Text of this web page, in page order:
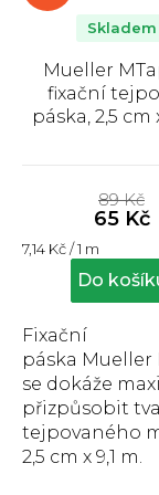
Mueller
fixační
páska, 2,5 cm
produktu
3,9
Skladem
89 Kč
65 Kč
Měrná
7,14 Kč / 1 m
Do
Fixační
páska Mueller
se dokáže
přizpůsobit
tejpovaného
2,5 cm x 9,1 m.